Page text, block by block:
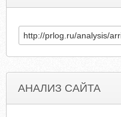
АНАЛИЗ САЙТА